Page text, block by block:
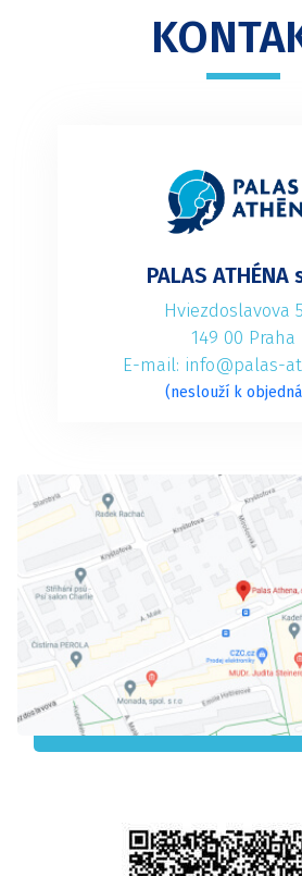
PALAS ATHÉNA
Hviezdoslavova
149 00 Praha
E-mail: info@palas-
(neslouží k